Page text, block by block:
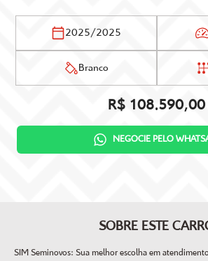
2025/2025
Branco
R$ 108.590,00
NEGOCIE PELO
SOBRE ESTE
SIM Seminovos: Sua melhor escolha em